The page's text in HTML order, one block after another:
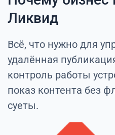
Ликвид
Всё, что нужно для
удалённая
контроль работы
показ контента без
суеты.